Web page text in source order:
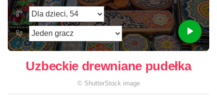
Uzbeckie drewniane pudełka
© ShutterStock image